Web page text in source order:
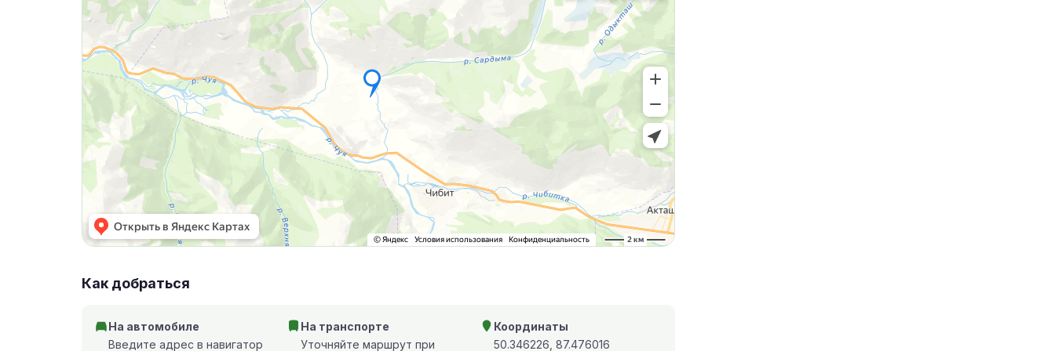
Как добраться
На автомобиле
Введите адрес в навигатор
На транспорте
Уточняйте маршрут при
Координаты
50.346226, 87.476016